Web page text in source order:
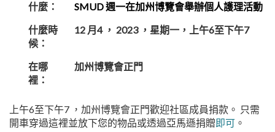
什麼：
SMUD 週一在加州博覽會舉辦個人護理活動
什麼時
候：
12 月4 ， 2023 ，星期一，上午6至下午7
在哪
裡：
加州博覽會正門
上午6至下午7 ，加州博覽會正門歡迎社區成員捐款。 只需
開車穿過這裡並放下您的物品或透過亞馬遜捐贈即可 。